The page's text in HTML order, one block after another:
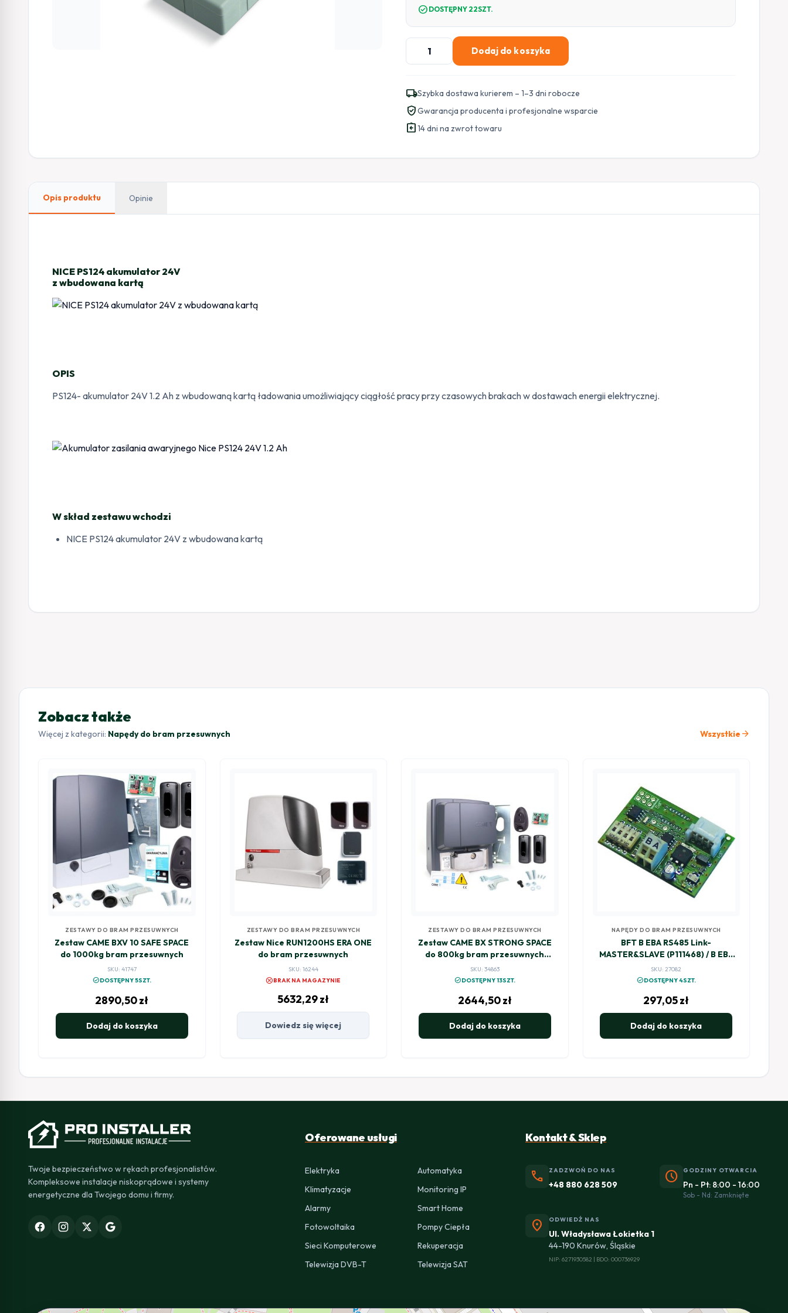
check_circle DOSTĘPNY 22SZT.
ilość
Akumulator
awaryjnego
Nice
PS124
24V
Ah
Dodaj do koszyka
local_shippingSzybka dostawa kurierem – 1–3 dni robocze
verified_userGwarancja producenta i profesjonalne wsparcie
assignment_return14 dni na zwrot towaru
Opis produktu Opinie
NICE PS124 akumulator 24V
z wbudowana kartą
OPIS
PS124- akumulator 24V 1.2 Ah z wbudowaną kartą ładowania umożliwiający ciągłość pracy przy czasowych brakach w dostawach energii elektrycznej.
W skład zestawu wchodzi
NICE PS124 akumulator 24V z wbudowana kartą
Zobacz także
Więcej z kategorii: Napędy do bram przesuwnych Wszystkie arrow_forward
ZESTAWY DO BRAM PRZESUWNYCH
Zestaw CAME BXV 10 SAFE SPACE
do 1000kg bram przesuwnych
SKU: 41747
check_circleDOSTĘPNY 5SZT.
2890,50zł
Dodaj do koszyka
ZESTAWY DO BRAM PRZESUWNYCH
Zestaw Nice RUN1200HS ERA ONE
do bram przesuwnych
SKU: 16244
cancelBRAK NA MAGAZYNIE
5632,29zł
Dowiedz się więcej
ZESTAWY DO BRAM PRZESUWNYCH
Zestaw CAME BX STRONG SPACE
do 800kg bram przesuwnych
(001PLU0053)
SKU: 34863
check_circleDOSTĘPNY 13SZT.
2644,50zł
Dodaj do koszyka
NAPĘDY DO BRAM PRZESUWNYCH
BFT B EBA RS485 Link-
MASTER&SLAVE (P111468) / B EBA
201 R01
SKU: 27082
check_circleDOSTĘPNY 4SZT.
297,05zł
Dodaj do koszyka
Twoje bezpieczeństwo w rękach profesjonalistów.
Kompleksowe instalacje niskoprądowe i systemy
energetyczne dla Twojego domu i firmy.
Oferowane usługi
Elektryka
Automatyka
Klimatyzacje
Monitoring IP
Alarmy
Smart Home
Fotowoltaika
Pompy Ciepła
Sieci Komputerowe
Rekuperacja
Telewizja DVB-T
Telewizja SAT
Kontakt & Sklep
phone ZADZWOŃ DO NAS
+48 880 628 509 schedule GODZINY OTWARCIA
Pn - Pt: 8:00 - 16:00
Sob - Nd: Zamknięte
location_on ODWIEDŹ NAS
Ul. Władysława Łokietka 1
44-190 Knurów, Śląskie
NIP: 6271930582 | BDO: 000736929